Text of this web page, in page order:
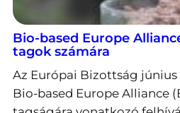
Bio-based Europe
tagok számára
Az Európai Bizottság június
Bio-based Europe Alliance